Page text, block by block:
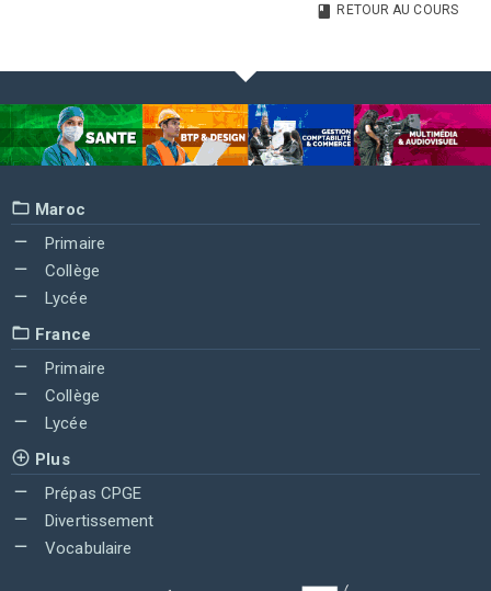
RETOUR AU COURS
Maroc
Primaire
Collège
Lycée
France
Primaire
Collège
Lycée
Plus
Prépas CPGE
Divertissement
Vocabulaire